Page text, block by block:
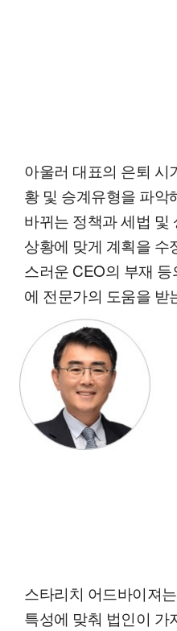
아울러 대표의 은퇴 시
황 및 승계유형을 파악
바뀌는 정책과 세법 및
상황에 맞게 계획을 수
스러운 CEO의 부재
에 전문가의 도움을 받
스타리치 어드바이져
특성에 맞춰 법인이 가